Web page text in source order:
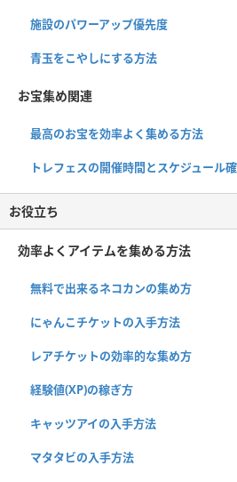
施設のパワーアップ優先度
青玉をこやしにする方法
お宝集め関連
最高のお宝を効率よく集める方法
トレフェスの開催時間とスケジュール
お役立ち
効率よくアイテムを集める方法
無料で出来るネコカンの集め方
にゃんこチケットの入手方法
レアチケットの効率的な集め方
経験値(XP)の稼ぎ方
キャッツアイの入手方法
マタタビの入手方法